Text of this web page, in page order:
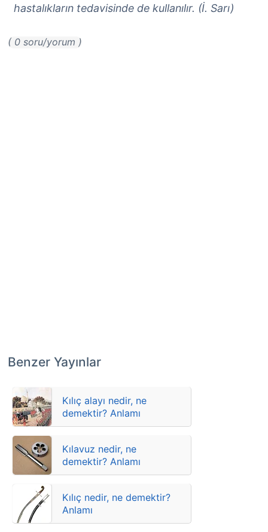
hastalıkların tedavisinde de kullanılır. (İ. Sarı)
( 0 soru/yorum )
Benzer Yayınlar
Kılıç alayı nedir, ne
demektir? Anlamı
Kılavuz nedir, ne
demektir? Anlamı
Kılıç nedir, ne demektir?
Anlamı